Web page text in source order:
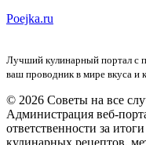
Poejka.ru
Лучший кулинарный портал с
ваш проводник в мире вкуса и
© 2026 Советы на все
Администрация веб-
ответственности за